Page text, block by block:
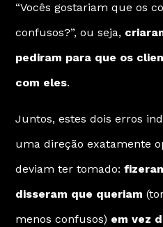
“Vocês gostariam que os
confusos?”, ou seja,
pediram para que os
com eles.
Juntos, estes dois erros
uma direção exatamente
deviam ter tomado:
disseram que queriam
menos confusos) em vez